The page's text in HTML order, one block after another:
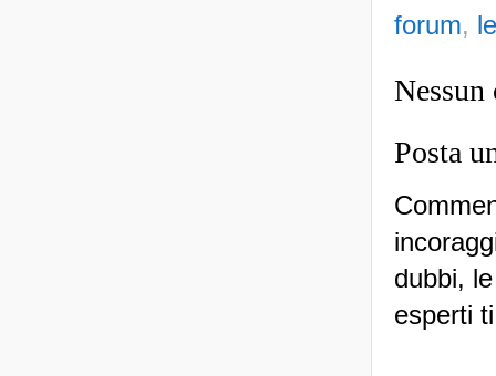
forum,
Nessun
Posta
dubbi,
esperti